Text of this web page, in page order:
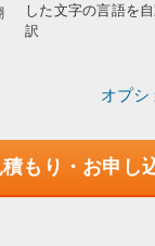
した文字の言語を
訳
オプシ
もり・お申し